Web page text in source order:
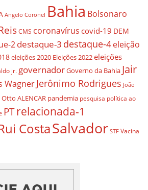
Angelo Coronel Bahia Bolsonaro
CMS coronavírus covid-19 DEM
2destaque-3 destaque-4eleição
eleições 2020 Eleições 2022eleições
jr. governadorGoverno da Bahia Jair
WagnerJerônimo Rodrigues João
Otto ALENCAR pandemia pesquisa política ao
PTrelacionada-1
CostaSalvador STF Vacina